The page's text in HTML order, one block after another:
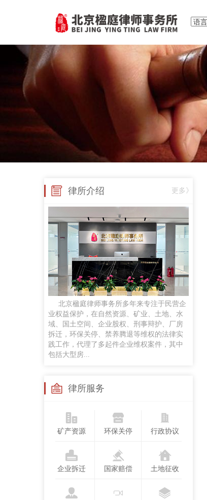
律所介绍 更多》
北京楹庭律师事务所多年来专注于民营企
业权益保护，在自然资源、矿业、土地、水
域、国土空间、企业股权、刑事辩护、厂房
拆迁，环保关停、禁养腾退等维权的法律实
践工作，代理了多起件企业维权案件，其中
包括大型房...
律所服务
矿产资源 环保关停 行政协议
企业拆迁 国家赔偿 土地征收
任黎明
律师
手机号：
政企磋商、商事谈判、企业常法、投融资咨询服务及民商事诉讼等
贡梦
执业律师
手机号：
合同纠纷、婚姻家事、侵权纠纷、劳动争议案件，并对公司股权争议、合伙企业解散与清算
手机号：
执业律师
手机号：13718123775